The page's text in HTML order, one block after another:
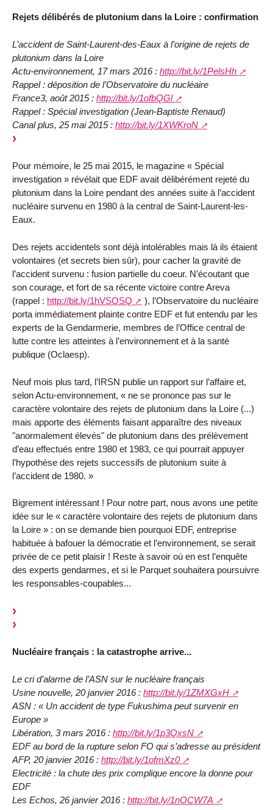
Rejets délibérés de plutonium dans la Loire : confirmation
L’accident de Saint-Laurent-des-Eaux à l’origine de rejets de
plutonium dans la Loire
Actu-environnement, 17 mars 2016 : http://bit.ly/1PelsHh
Rappel : déposition de l’Observatoire du nucléaire
France3, août 2015 : http://bit.ly/1ofbQGl
Rappel : Spécial investigation (Jean-Baptiste Renaud)
Canal plus, 25 mai 2015 : http://bit.ly/1XWKroN
Pour mémoire, le 25 mai 2015, le magazine « Spécial
investigation » révélait que EDF avait délibérément rejeté du
plutonium dans la Loire pendant des années suite à l’accident
nucléaire survenu en 1980 à la central de Saint-Laurent-les-
Eaux.
Des rejets accidentels sont déjà intolérables mais là ils étaient
volontaires (et secrets bien sûr), pour cacher la gravité de
l’accident survenu : fusion partielle du coeur. N’écoutant que
son courage, et fort de sa récente victoire contre Areva
(rappel : http://bit.ly/1hVSOSQ
), l’Observatoire du nucléaire
porta immédiatement plainte contre EDF et fut entendu par les
experts de la Gendarmerie, membres de l’Office central de
lutte contre les atteintes à l’environnement et à la santé
publique (Oclaesp).
Neuf mois plus tard, l’IRSN publie un rapport sur l’affaire et,
selon Actu-environnement, « ne se prononce pas sur le
caractère volontaire des rejets de plutonium dans la Loire (...)
mais apporte des éléments faisant apparaître des niveaux
"anormalement élevés" de plutonium dans des prélèvement
d’eau effectués entre 1980 et 1983, ce qui pourrait appuyer
l’hypothèse des rejets successifs de plutonium suite à
l’accident de 1980. »
Bigrement intéressant ! Pour notre part, nous avons une petite
idée sur le « caractère volontaire des rejets de plutonium dans
la Loire » : on se demande bien pourquoi EDF, entreprise
habituée à bafouer la démocratie et l’environnement, se serait
privée de ce petit plaisir ! Reste à savoir où en est l’enquête
des experts gendarmes, et si le Parquet souhaitera poursuivre
les responsables-coupables...
Nucléaire français : la catastrophe arrive...
Le cri d’alarme de l’ASN sur le nucléaire français
Usine nouvelle, 20 janvier 2016 : http://bit.ly/1ZMXGxH
ASN : « Un accident de type Fukushima peut survenir en
Europe »
Libération, 3 mars 2016 : http://bit.ly/1p3QxsN
EDF au bord de la rupture selon FO qui s’adresse au président
AFP, 20 janvier 2016 : http://bit.ly/1ofmXz0
Electricité : la chute des prix complique encore la donne pour
EDF
Les Echos, 26 janvier 2016 : http://bit.ly/1nOCW7A